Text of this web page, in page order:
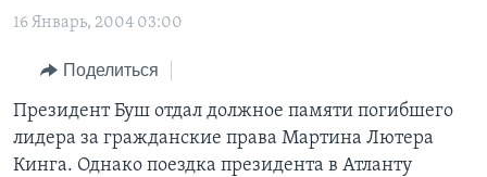
основной
навигации
Перейти
поиск
ИТОГИ
ПОЧЕМУ ЭТО ВАЖНО?
ДИСКУССИЯ VOA
ДЕТАЛИ
НАША АМЕРИКАНСКАЯ ИСТОРИЯ
А КАК В АМЕРИКЕ?
АРТЕФАКТЫ
АМЕРИКАНСКИЕ ГОРОДКИ
ИНТЕРВЬЮ
ФАКТЫ ПРОТИВ ФЕЙКОВ
ЗА СВОБОДУ ПРЕССЫ
УЧИМ АНГЛИЙСКИЙ
16 Январь, 2004 03:00
Поделиться
Президент Буш отдал должное памяти погибшего
лидера за гражданские права Мартина Лютера
Кинга. Однако поездка президента в Атланту